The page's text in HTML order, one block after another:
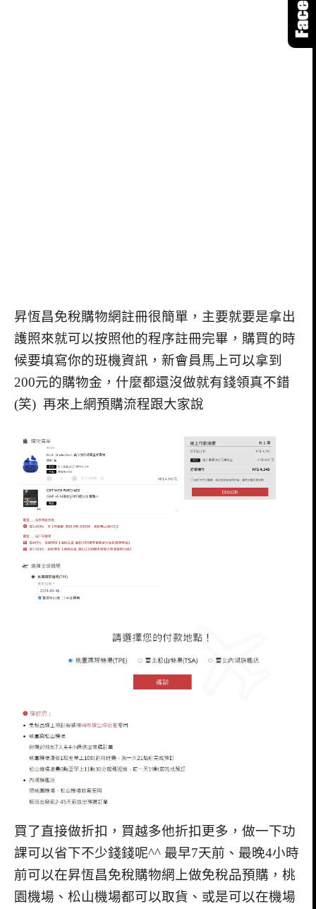
昇恆昌免稅購物網註冊很簡單，主要就要是拿出
護照來就可以按照他的程序註冊完畢，購買的時
候要填寫你的班機資訊，新會員馬上可以拿到
200元的購物金，什麼都還沒做就有錢領真不錯
(笑) 再來上網預購流程跟大家說
買了直接做折扣，買越多他折扣更多，做一下功
課可以省下不少錢錢呢^^ 最早7天前、最晚4小時
前可以在昇恆昌免稅購物網上做免稅品預購，桃
園機場、松山機場都可以取貨、或是可以在機場